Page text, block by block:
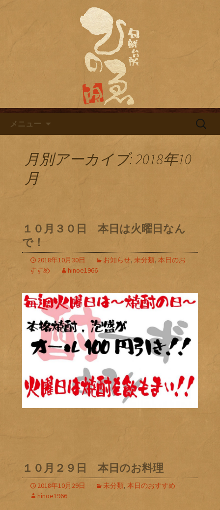
名古屋市栄にある居酒屋「旬鮮
台所ひのゑ」のブログ
名古屋市栄にある居酒屋「旬鮮台所ひ
のゑ（ひのえ）」。豊富な焼酎と海鮮
料理を中心とした、お酒に合う肴を楽
しめるお店です。季節で変わるおすす
めメニューや日替わりランチの新着情
報を随時更新中。
メニュー
検
月別アーカイブ: 2018年10
月
１０月３０日 本日は火曜日なん
で！
2018年10月30日 お知らせ, 未分類, 本日のお
すすめ
hinoe1966
１０月２９日 本日のお料理
2018年10月29日 未分類, 本日のおすすめ
hinoe1966